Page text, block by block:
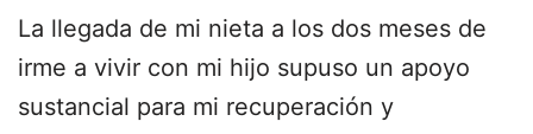
La llegada de mi nieta a los dos meses de
irme a vivir con mi hijo supuso un apoyo
sustancial para mi recuperación y